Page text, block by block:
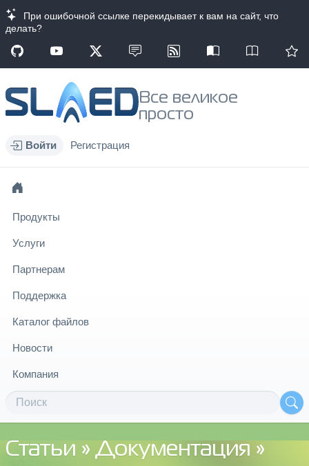
При ошибочной ссылке перекидывает к вам на сайт, что
делать?
Все великое
просто
Войти Регистрация
Продукты
Услуги
Партнерам
Поддержка
Каталог файлов
Новости
Компания
Статьи »Документация »